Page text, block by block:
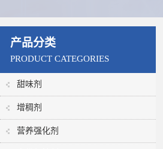
产品分类
PRODUCT CATEGORIES
甜味剂
增稠剂
营养强化剂